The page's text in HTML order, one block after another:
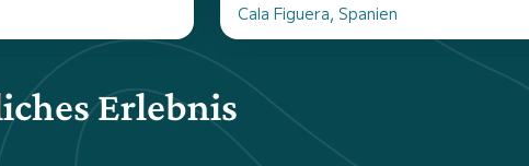
Cala Figuera, Spanien
Erlebnis